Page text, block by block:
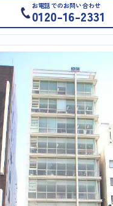
お電話でのお問い合わせ
0120-16-2331